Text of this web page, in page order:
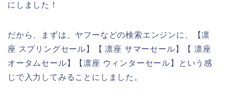
にしました！
だから、まずは、ヤフーなどの検索エンジンに、【凛
座 スプリングセール】【 凛座 サマーセール】【 凛座
オータムセール】【凛座 ウィンターセール】という感
じで入力してみることにしました。